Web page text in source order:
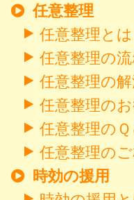
任意整理
任意整理とは
任意整理の
任意整理の
任意整理の
任意整理のＱ
任意整理の
時効の援用